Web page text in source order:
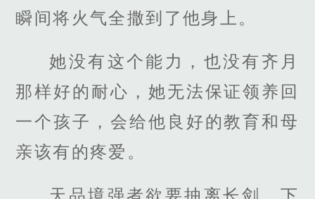
瞬间将火气全撒到了他身上。
她没有这个能力，也没有齐月
那样好的耐心，她无法保证领养回
一个孩子，会给他良好的教育和母
亲该有的疼爱。